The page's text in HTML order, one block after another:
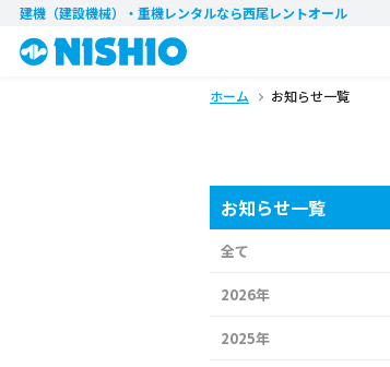
建機（建設機械）・重機レンタルなら西尾レントオール
ホーム お知らせ一覧
お知らせ一覧
全て
2026年
2025年